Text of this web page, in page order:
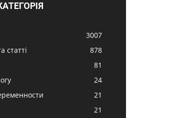
3007
статті
878
81
24
21
21